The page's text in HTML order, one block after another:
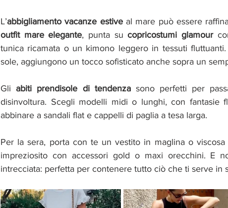
L’abbigliamento vacanze estive
outfit mare elegante, punta su copricostumi glamour
tunica ricamata o un kimono leggero in tessuti
sole, aggiungono un tocco sofisticato anche sopra un
Gli abiti prendisole di tendenza sono perfetti per
disinvoltura. Scegli modelli midi o lunghi, con fantasie
abbinare a sandali flat e cappelli di paglia a tesa larga.
Per la sera, porta con te un vestito in maglina o
impreziosito con accessori gold o maxi orecchini. E
intrecciata: perfetta per contenere tutto ciò che ti serve in